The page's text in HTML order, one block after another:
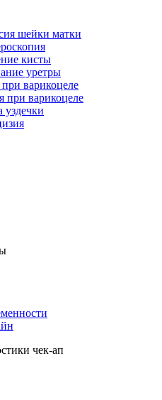
шейки матки
кисты
уретры
варикоцеле
при варикоцеле
уздечки
чек-ап